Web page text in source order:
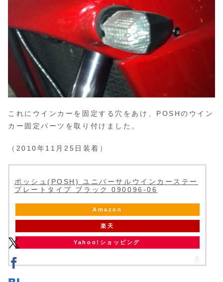
これにウインカーを固定する穴をあけ、POSHのウイン
カー固定パーツを取り付けました。
（2010年11月25日装着）
ポッシュ(POSH) ユニバーサルウインカーステー
プレートタイプ ブラック 090096-06
Amazon
楽天
Yahoo!ショッピング